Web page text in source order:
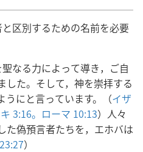
区別するための名前を必要
なる力によって導き，ご自
した。そして，神を崇拝する
うにと言っています。（イザ
3:16。 ローマ 10:13）人々
た偽預言者たちを，エホバは
）